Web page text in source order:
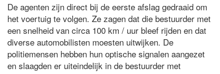
De agenten zijn direct bij de eerste afslag gedraaid om
het voertuig te volgen. Ze zagen dat die bestuurder met
een snelheid van circa 100 km / uur bleef rijden en dat
diverse automobilisten moesten uitwijken. De
politiemensen hebben hun optische signalen aangezet
en slaagden er uiteindelijk in de bestuurder met